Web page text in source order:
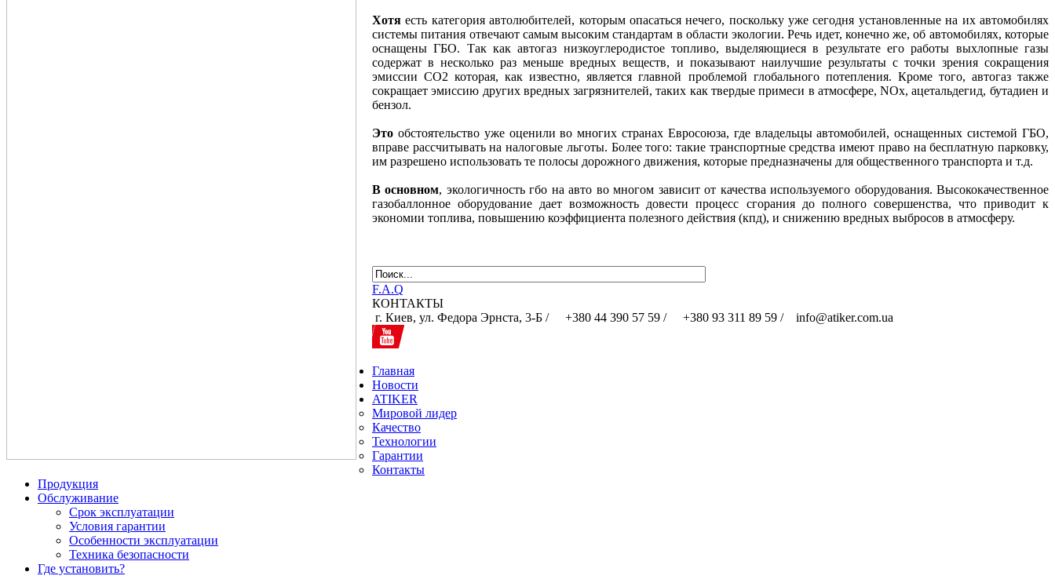
Хотя есть категория автолюбителей, которым опасаться нечего, поскольку уже сегодня установленные на их автомобилях
системы питания отвечают самым высоким стандартам в области экологии. Речь идет, конечно же, об автомобилях, которые
оснащены ГБО. Так как автогаз низкоуглеродистое топливо, выделяющиеся в результате его работы выхлопные газы
содержат в несколько раз меньше вредных веществ, и показывают наилучшие результаты с точки зрения сокращения
эмиссии CO2 которая, как известно, является главной проблемой глобального потепления. Кроме того, автогаз также
сокращает эмиссию других вредных загрязнителей, таких как твердые примеси в атмосфере, NOx, ацетальдегид, бутадиен и
бензол.
Это обстоятельство уже оценили во многих странах Евросоюза, где владельцы автомобилей, оснащенных системой ГБО,
вправе рассчитывать на налоговые льготы. Более того: такие транспортные средства имеют право на бесплатную парковку,
им разрешено использовать те полосы дорожного движения, которые предназначены для общественного транспорта и т.д.
В основном, экологичность гбо на авто во многом зависит от качества используемого оборудования. Высококачественное
газобаллонное оборудование дает возможность довести процесс сгорания до полного совершенства, что приводит к
экономии топлива, повышению коэффициента полезного действия (кпд), и снижению вредных выбросов в атмосферу.
F.A.Q
КОНТАКТЫ
г. Киев, ул. Федора Эрнста, 3-Б /
+380 44 390 57 59 / +380 93 311 89 59 / info@atiker.com.ua
Главная
Новости
ATIKER
Мировой лидер
Качество
Технологии
Гарантии
Контакты
Продукция
Обслуживание
Срок эксплуатации
Условия гарантии
Особенности эксплуатации
Техника безопасности
Где установить?